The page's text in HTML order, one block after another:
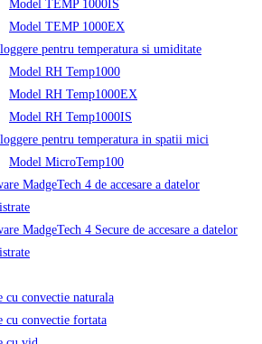
Model TEMP 1000IS
Model TEMP 1000EX
pentru temperatura si umiditate
Model RH Temp1000
Model RH Temp1000EX
Model RH Temp1000IS
pentru temperatura in spatii mici
Model MicroTemp100
MadgeTech 4 de accesare a datelor
MadgeTech 4 Secure de accesare a datelor
cu convectie naturala
cu convectie fortata